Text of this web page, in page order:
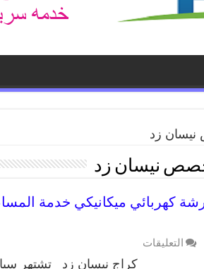
زد
نيسان زد
نيسان زد 99009551 ورشة كهربائي ميكانيكي خدمة
التعليقات
كراج نيسان زد تشتهر